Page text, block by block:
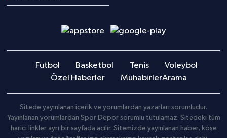
Futbol Basketbol Tenis
Voleybol
Özel Haberler
MuhabirlerArama
Sitede yayınlanan içerik ve yorumlardan yazarları sorumludur.
Yayınlanan yorumlardan Spor Depor sorumlu tutulamaz. Sitedeki tüm
harici linkler ayrı bir sayfada açılır. Sitemizde yayınlanan haber, köşe